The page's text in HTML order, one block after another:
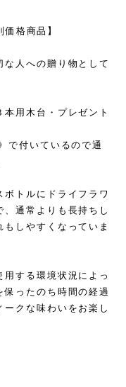
格商品】
人への贈り物として
用木台・プレゼント
で付いているので通
ボトルにドライフラワ
通常よりも長持ちし
しやすくなっていま
用する環境状況によっ
ったのち時間の経過
クな味わいをお楽し